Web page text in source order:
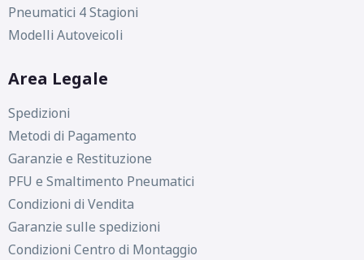
Pneumatici 4 Stagioni
Modelli Autoveicoli
Area Legale
Spedizioni
Metodi di Pagamento
Garanzie e Restituzione
PFU e Smaltimento Pneumatici
Condizioni di Vendita
Garanzie sulle spedizioni
Condizioni Centro di Montaggio